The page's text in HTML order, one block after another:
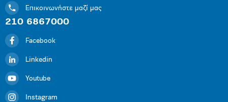
Επικοινωνήστε μαζί μας
210 6867000
Facebook
Linkedin
Youtube
Instagram